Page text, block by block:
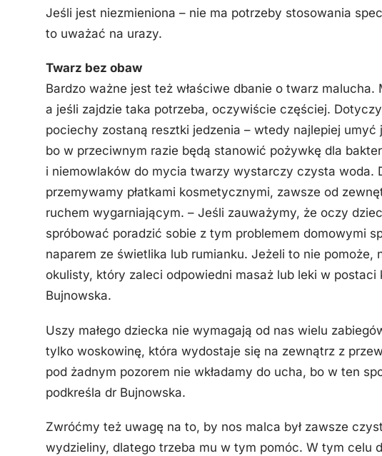
Jeśli jest niezmieniona – nie ma potrzeby stosowania
to uważać na urazy.
Twarz bez obaw
Bardzo ważne jest też właściwe dbanie o twarz
a jeśli zajdzie taka potrzeba, oczywiście częściej.
pociechy zostaną resztki jedzenia – wtedy najlepiej umyć
bo w przeciwnym razie będą stanowić pożywkę dla
i niemowlaków do mycia twarzy wystarczy czysta woda.
przemywamy płatkami kosmetycznymi, zawsze od
ruchem wygarniającym. – Jeśli zauważymy, że oczy
spróbować poradzić sobie z tym problemem domowymi
naparem ze świetlika lub rumianku. Jeżeli to nie pomoże,
okulisty, który zaleci odpowiedni masaż lub leki w postaci
Bujnowska.
Uszy małego dziecka nie wymagają od nas wielu
tylko woskowinę, która wydostaje się na zewnątrz z
pod żadnym pozorem nie wkładamy do ucha, bo w ten
podkreśla dr Bujnowska.
Zwróćmy też uwagę na to, by nos malca był zawsze
wydzieliny, dlatego trzeba mu w tym pomóc. W tym celu